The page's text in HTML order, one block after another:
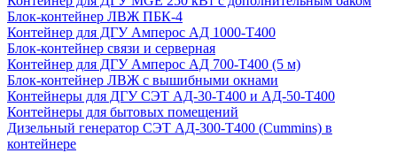
Блок-контейнер ЛВЖ ПБК-4
Контейнер для ДГУ Амперос АД 1000-Т400
Блок-контейнер связи и серверная
Контейнер для ДГУ Амперос АД 700-Т400 (5 м)
Блок-контейнер ЛВЖ с вышибными окнами
Контейнеры для ДГУ СЭТ АД-30-Т400 и АД-50-Т400
Контейнеры для бытовых помещений
Дизельный генератор СЭТ АД-300-Т400 (Cummins) в
контейнере